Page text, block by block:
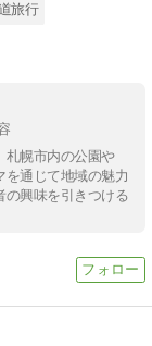
旅行
札幌市内の公園や
通じて地域の魅力
の興味を引きつける